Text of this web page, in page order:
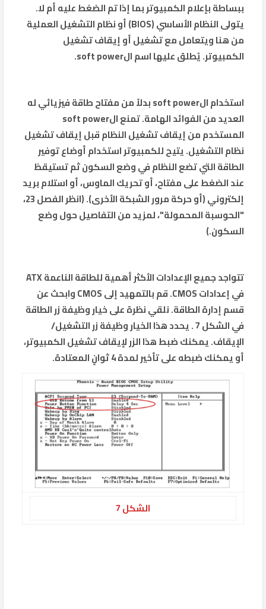
ببساطة بإعلام الكمبيوتر بما إذا تم الضغط عليه أم لا.
يتولى النظام الأساسي (BIOS) أو نظام التشغيل العملية
من هنا ويتعامل مع تشغيل أو إيقاف تشغيل
الكمبيوتر. يُطلق عليها اسم الsoft power.
استخدام الsoft power بدلاً من مفتاح طاقة فيزيائي له
العديد من الفوائد الهامة. تمنع الsoft power
المستخدم من إيقاف تشغيل النظام قبل إيقاف تشغيل
نظام التشغيل. يتيح للكمبيوتر استخدام أوضاع توفير
الطاقة التي تضع النظام في وضع السكون ثم تستيقظ
عند الضغط على مفتاح، أو تحريك الماوس، أو استلام بريد
إلكتروني (أو حركة مرور الشبكة الأخرى). (انظر الفصل 23،
"الحوسبة المحمولة"، لمزيد من التفاصيل حول وضع
السكون.)
تتواجد جميع الإعدادات الأكثر أهمية للطاقة الناعمة ATX
في إعدادات CMOS. قم بالتمهيد إلى CMOS وابحث عن
قسم إدارة الطاقة. نلقي نظرة على خيار وظيفة زر الطاقة
في الشكل 7 . يحدد هذا الخيار وظيفة زر التشغيل/
الإيقاف. يمكنك ضبط هذا الزر لإيقاف تشغيل الكمبيوتر،
أو يمكنك ضبطه على تأخير لمدة 4 ثوانٍ المعتادة.
الشكل 7